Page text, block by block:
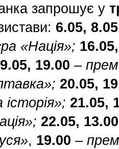
запрошує у
6.05,
«Нація»;
19.00 –
20.05,
21.05,
22.05, 13.00
, 19.00 –